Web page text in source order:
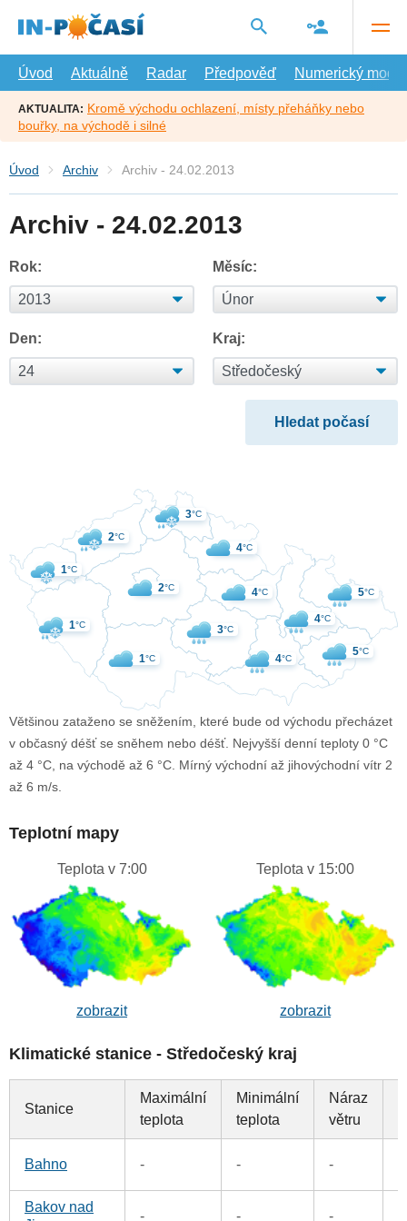
hlavní
Úvod
Aktuálně Radar Předpověď Numerický model
AKTUALITA: Kromě východu ochlazení, místy přeháňky nebo
bouřky, na východě i silné
Úvod Archiv Archiv - 24.02.2013
Archiv - 24.02.2013
Rok: Měsíc:
Den: Kraj:
1°C 4°C
1°C
4°C
3°C
5°C
4°C
4°C
1°C
2°C
2°C
3°C
5°C
Většinou zataženo se sněžením, které bude od východu přecházet
v občasný déšť se sněhem nebo déšť. Nejvyšší denní teploty 0 °C
až 4 °C, na východě až 6 °C. Mírný východní až jihovýchodní vítr 2
až 6 m/s.
Teplotní mapy
Teplota v 7:00
zobrazit
Teplota v 15:00
zobrazit
Klimatické stanice - Středočeský kraj
Stanice
Maximální
teplota
Minimální
teplota
Náraz
větru
Bahno - - -
Bakov nad
- - -